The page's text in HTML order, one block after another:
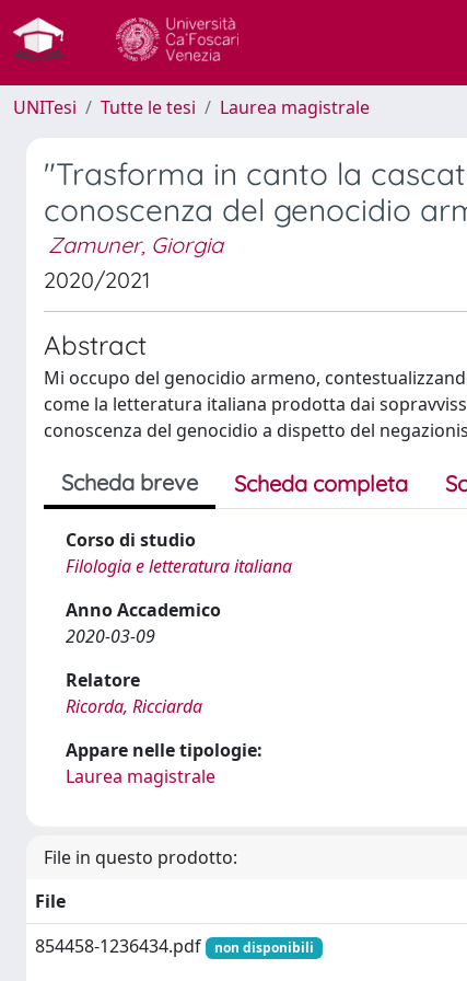
UNITesi Tutte le tesi Laurea magistrale
"Trasforma in canto la
conoscenza del genocidio
Zamuner, Giorgia
2020/2021
Abstract
Mi occupo del genocidio armeno,
come la letteratura italiana prodotta dai
conoscenza del genocidio a dispetto del
Scheda breve Scheda completa
Corso di studio
Filologia e letteratura italiana
Anno Accademico
2020-03-09
Relatore
Ricorda, Ricciarda
Appare nelle tipologie:
Laurea magistrale
File in questo prodotto:
File
854458-1236434.pdf
non disponibili